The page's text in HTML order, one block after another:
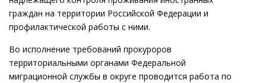
граждан на территории Российской Федерации и
профилактической работы с ними.
Во исполнение требований прокуроров
территориальными органами Федеральной
миграционной службы в округе проводится работа по